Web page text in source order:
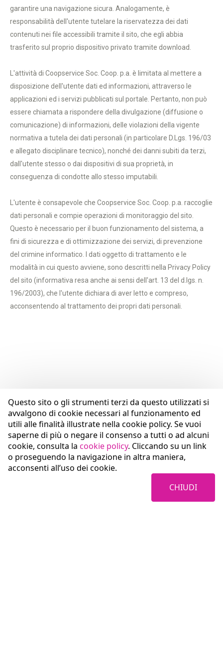
Questo sito o gli strumenti terzi da questo utilizzati si
avvalgono di cookie necessari al funzionamento ed
utili alle finalità illustrate nella cookie policy. Se vuoi
saperne di più o negare il consenso a tutti o ad alcuni
cookie, consulta la cookie policy. Cliccando su un link
o proseguendo la navigazione in altra maniera,
acconsenti all’uso dei cookie.
CHIUDI
garantire una navigazione sicura. Analogamente, è
responsabilità dell'utente tutelare la riservatezza dei dati
contenuti nei file accessibili tramite il sito, che egli abbia
trasferito sul proprio dispositivo privato tramite download.
L'attività di Coopservice Soc. Coop. p.a. è limitata al mettere a
disposizione dell'utente dati ed informazioni, attraverso le
applicazioni ed i servizi pubblicati sul portale. Pertanto, non può
essere chiamata a rispondere della divulgazione (diffusione o
comunicazione) di informazioni, delle violazioni della vigente
normativa a tutela dei dati personali (in particolare D.Lgs. 196/03
e allegato disciplinare tecnico), nonché dei danni subiti da terzi,
dall'utente stesso o dai dispositivi di sua proprietà, in
conseguenza di condotte allo stesso imputabili.
L'utente è consapevole che Coopservice Soc. Coop. p.a. raccoglie
dati personali e compie operazioni di monitoraggio del sito.
Questo è necessario per il buon funzionamento del sistema, a
fini di sicurezza e di ottimizzazione dei servizi, di prevenzione
del crimine informatico. I dati oggetto di trattamento e le
modalità in cui questo avviene, sono descritti nella Privacy Policy
del sito (informativa resa anche ai sensi dell'art. 13 del d.lgs. n.
196/2003), che l'utente dichiara di aver letto e compreso,
acconsentendo al trattamento dei propri dati personali.